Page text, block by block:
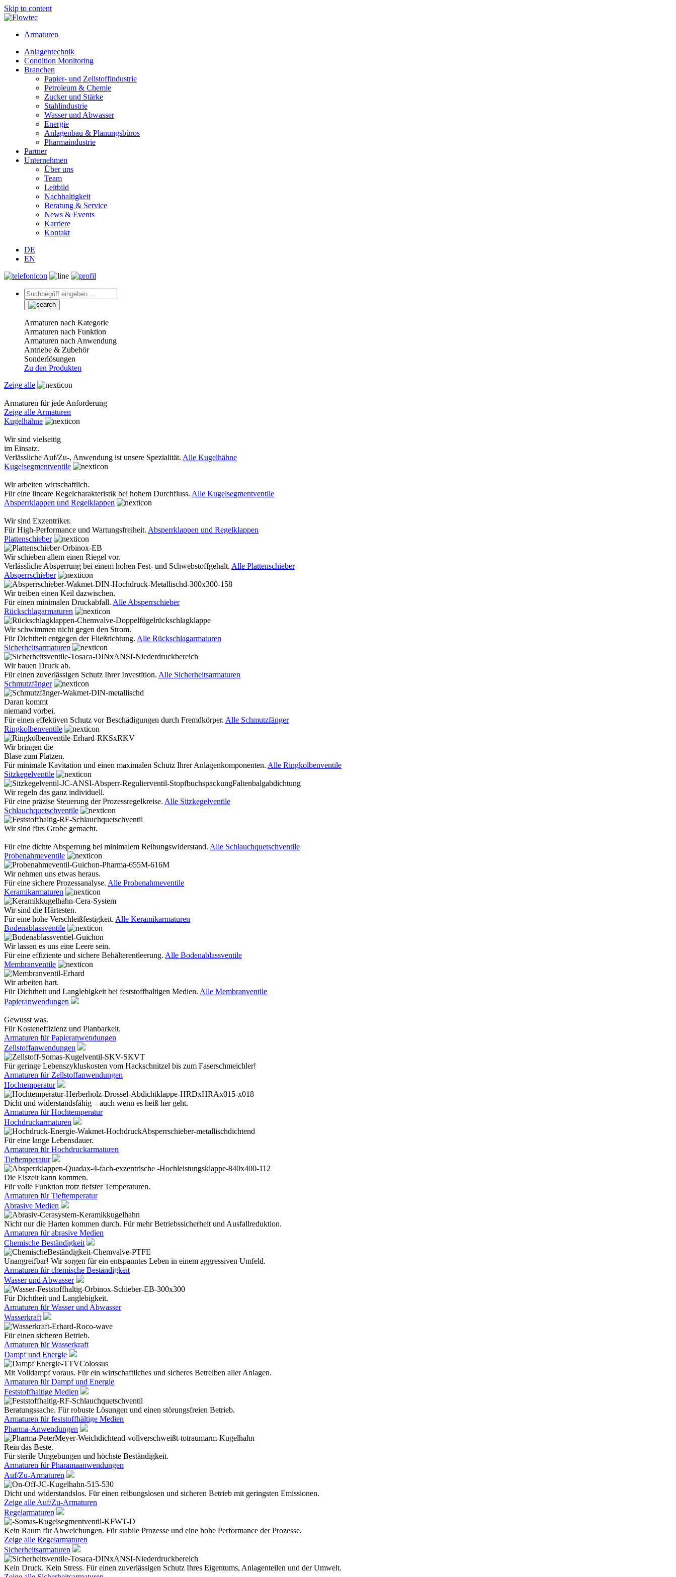
Skip to content
Armaturen
Anlagentechnik
Condition Monitoring
Branchen
Papier- und Zellstoffindustrie
Petroleum & Chemie
Zucker und Stärke
Stahlindustrie
Wasser und Abwasser
Energie
Anlagenbau & Planungsbüros
Pharmaindustrie
Partner
Unternehmen
Über uns
Team
Leitbild
Nachhaltigkeit
Beratung & Service
News & Events
Karriere
Kontakt
DE
EN
Armaturen nach Kategorie
Armaturen nach Funktion
Armaturen nach Anwendung
Antriebe & Zubehör
Sonderlösungen
Zu den Produkten
Zeige alle
Armaturen für jede Anforderung
Zeige alle Armaturen
Kugelhähne
Wir sind vielseitig
im Einsatz.
Verlässliche Auf/Zu-, Anwendung ist unsere Spezialität. Alle Kugelhähne
Kugelsegmentventile
Wir arbeiten wirtschaftlich.
Für eine lineare Regelcharakteristik bei hohem Durchfluss. Alle Kugelsegmentventile
Absperrklappen und Regelklappen
Wir sind Exzentriker.
Für High-Performance und Wartungsfreiheit. Absperrklappen und Regelklappen
Plattenschieber
Wir schieben allem einen Riegel vor.
Verlässliche Absperrung bei einem hohen Fest- und Schwebstoffgehalt. Alle Plattenschieber
Absperrschieber
Wir treiben einen Keil dazwischen.
Für einen minimalen Druckabfall. Alle Absperrschieber
Rückschlagarmaturen
Wir schwimmen nicht gegen den Strom.
Für Dichtheit entgegen der Fließrichtung. Alle Rückschlagarmaturen
Sicherheitsarmaturen
Wir bauen Druck ab.
Für einen zuverlässigen Schutz Ihrer Investition. Alle Sicherheitsarmaturen
Schmutzfänger
Daran kommt
niemand vorbei.
Für einen effektiven Schutz vor Beschädigungen durch Fremdkörper. Alle Schmutzfänger
Ringkolbenventile
Wir bringen die
Blase zum Platzen.
Für minimale Kavitation und einen maximalen Schutz Ihrer Anlagenkomponenten. Alle Ringkolbenventile
Sitzkegelventile
Wir regeln das ganz individuell.
Für eine präzise Steuerung der Prozessregelkreise. Alle Sitzkegelventile
Schlauchquetschventile
Wir sind fürs Grobe gemacht.
Für eine dichte Absperrung bei minimalem Reibungswiderstand. Alle Schlauchquetschventile
Probenahmeventile
Wir nehmen uns etwas heraus.
Für eine sichere Prozessanalyse. Alle Probenahmeventile
Keramikarmaturen
Wir sind die Härtesten.
Für eine hohe Verschleißfestigkeit. Alle Keramikarmaturen
Bodenablassventile
Wir lassen es uns eine Leere sein.
Für eine effiziente und sichere Behälterentleerung. Alle Bodenablassventile
Membranventile
Wir arbeiten hart.
Für Dichtheit und Langlebigkeit bei feststoffhaltigen Medien. Alle Membranventile
Papieranwendungen
Gewusst was.
Für Kosteneffizienz und Planbarkeit.
Armaturen für Papieranwendungen
Zellstoffanwendungen
Für geringe Lebenszykluskosten vom Hackschnitzel bis zum Faserschmeichler!
Armaturen für Zellstoffanwendungen
Hochtemperatur
Dicht und widerstandsfähig – auch wenn es heiß her geht.
Armaturen für Hochtemperatur
Hochdruckarmaturen
Für eine lange Lebensdauer.
Armaturen für Hochdruckarmaturen
Tieftemperatur
Die Eiszeit kann kommen.
Für volle Funktion trotz tiefster Temperaturen.
Armaturen für Tieftemperatur
Abrasive Medien
Nicht nur die Harten kommen durch. Für mehr Betriebssicherheit und Ausfallreduktion.
Armaturen für abrasive Medien
Chemische Beständigkeit
Unangreifbar! Wir sorgen für ein entspanntes Leben in einem aggressiven Umfeld.
Armaturen für chemische Beständigkeit
Wasser und Abwasser
Für Dichtheit und Langlebigkeit.
Armaturen für Wasser und Abwasser
Wasserkraft
Für einen sicheren Betrieb.
Armaturen für Wasserkraft
Dampf und Energie
Mit Volldampf voraus. Für ein wirtschaftliches und sicheres Betreiben aller Anlagen.
Armaturen für Dampf und Energie
Feststoffhaltige Medien
Beratungssache. Für robuste Lösungen und einen störungsfreien Betrieb.
Armaturen für feststoffhältige Medien
Pharma-Anwendungen
Rein das Beste.
Für sterile Umgebungen und höchste Beständigkeit.
Armaturen für Pharamaanwendungen
Auf/Zu-Armaturen
Dicht und widerstandslos. Für einen reibungslosen und sicheren Betrieb mit geringsten Emissionen.
Zeige alle Auf/Zu-Armaturen
Regelarmaturen
Kein Raum für Abweichungen. Für stabile Prozesse und eine hohe Performance der Prozesse.
Zeige alle Regelarmaturen
Sicherheitsarmaturen
Kein Druck. Kein Stress. Für einen zuverlässigen Schutz Ihres Eigentums, Anlagenteilen und der Umwelt.